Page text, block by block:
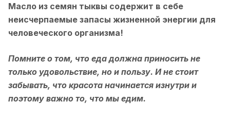
Масло из семян тыквы содержит в себе
неисчерпаемые запасы жизненной энергии для
человеческого организма!
Помните о том, что еда должна приносить не
только удовольствие, но и пользу. И не стоит
забывать, что красота начинается изнутри и
поэтому важно то, что мы едим.